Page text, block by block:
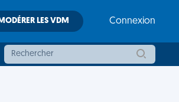
LES VDM Connexion